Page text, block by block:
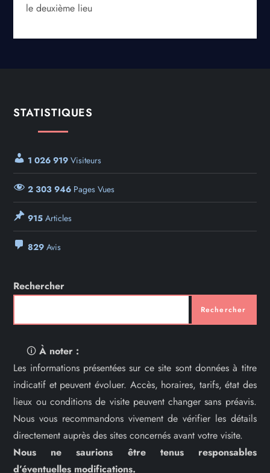
le deuxième lieu
STATISTIQUES
1 026 919 Visiteurs
2 303 946 Pages Vues
915 Articles
829 Avis
Rechercher
Rechercher
🛈À noter :
Les informations présentées sur ce site sont données à titre
indicatif et peuvent évoluer. Accès, horaires, tarifs, état des
lieux ou conditions de visite peuvent changer sans préavis.
Nous vous recommandons vivement de vérifier les détails
directement auprès des sites concernés avant votre visite.
Nous ne saurions être tenus responsables
d’éventuelles modifications.